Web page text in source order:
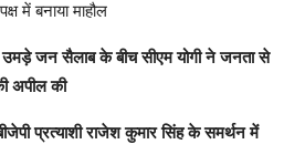
में बनाया माहौल
उमड़े जन सैलाब के बीच सीएम योगी ने जनता से
अपील की
प्रत्याशी राजेश कुमार सिंह के समर्थन में